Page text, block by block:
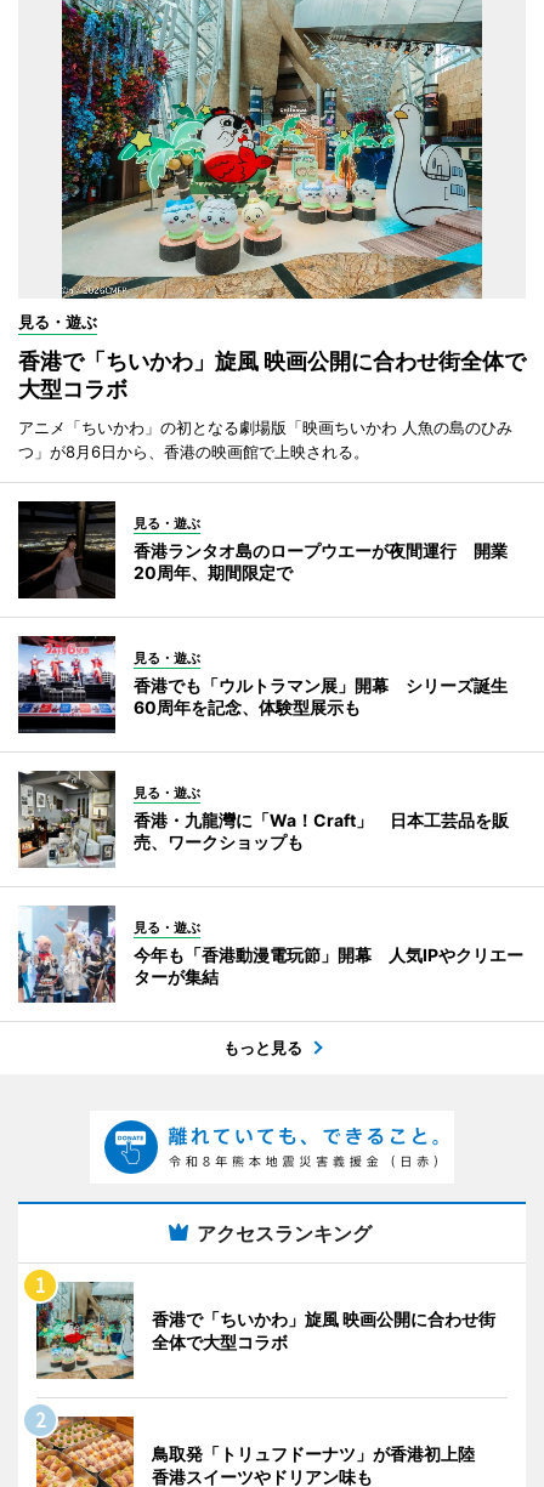
見る・遊ぶ
香港で「ちいかわ」旋風 映画公開に合わせ街全体で
大型コラボ
アニメ「ちいかわ」の初となる劇場版「映画ちいかわ 人魚の島のひみ
つ」が8月6日から、香港の映画館で上映される。
見る・遊ぶ
香港ランタオ島のロープウエーが夜間運行 開業
20周年、期間限定で
見る・遊ぶ
香港でも「ウルトラマン展」開幕 シリーズ誕生
60周年を記念、体験型展示も
見る・遊ぶ
香港・九龍灣に「Wa！Craft」 日本工芸品を販
売、ワークショップも
見る・遊ぶ
今年も「香港動漫電玩節」開幕 人気IPやクリエー
ターが集結
もっと見る
アクセスランキング
香港で「ちいかわ」旋風 映画公開に合わせ街
全体で大型コラボ
鳥取発「トリュフドーナツ」が香港初上陸
香港スイーツやドリアン味も